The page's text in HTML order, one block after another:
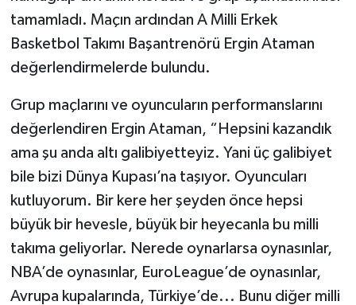
tamamladı. Maçın ardından A Milli Erkek
Basketbol Takımı Başantrenörü Ergin Ataman
değerlendirmelerde bulundu.
Grup maçlarını ve oyuncuların performanslarını
değerlendiren Ergin Ataman, “Hepsini kazandık
ama şu anda altı galibiyetteyiz. Yani üç galibiyet
bile bizi Dünya Kupası’na taşıyor. Oyuncuları
kutluyorum. Bir kere her şeyden önce hepsi
büyük bir hevesle, büyük bir heyecanla bu milli
takıma geliyorlar. Nerede oynarlarsa oynasınlar,
NBA’de oynasınlar, EuroLeague’de oynasınlar,
Avrupa kupalarında, Türkiye’de... Bunu diğer milli